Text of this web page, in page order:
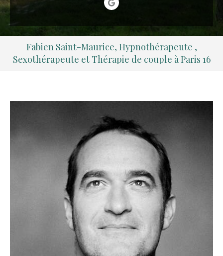
Fabien Saint-Maurice, Hypnothérapeute ,
Sexothérapeute et Thérapie de couple à Paris 16